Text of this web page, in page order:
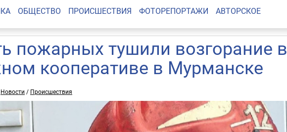
ОБЩЕСТВО ПРОИСШЕСТВИЯ ФОТОРЕПОРТАЖИ АВТОРСКОЕ
пожарных тушили возгорание в
кооперативе в Мурманске
Новости / Происшествия